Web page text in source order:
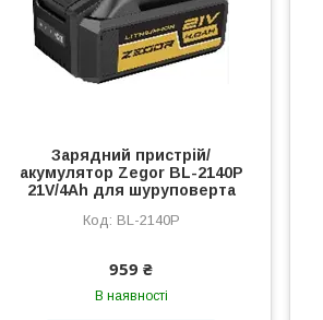
Зарядний пристрій/
акумулятор Zegor BL-2140P
21V/4Ah для шуруповерта
BL-2140P
959 ₴
В наявності